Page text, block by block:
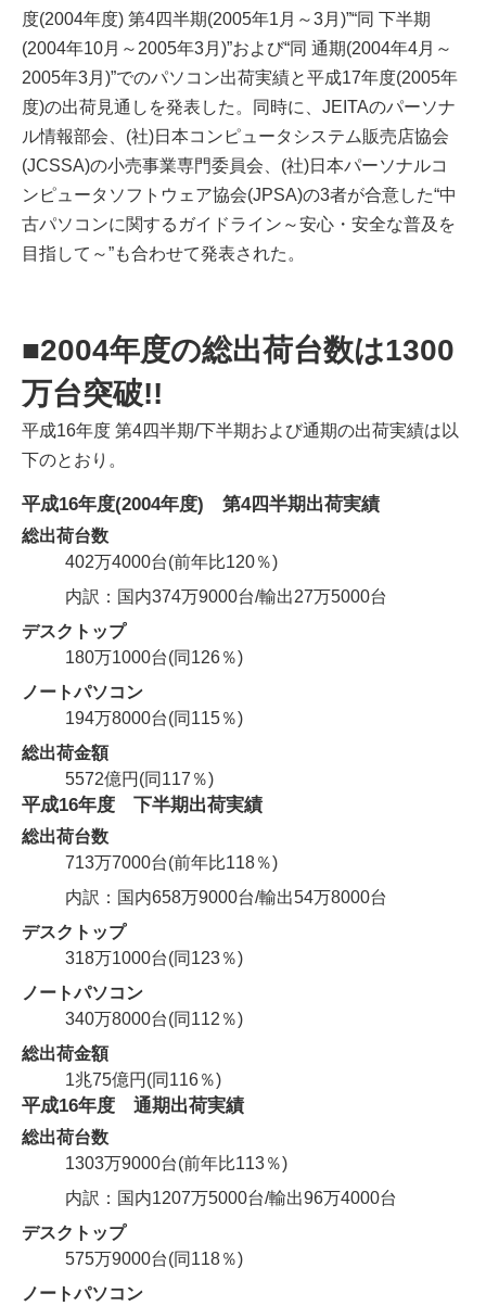
度(2004年度) 第4四半期(2005年1月～3月)”“同 下半期
(2004年10月～2005年3月)”および“同 通期(2004年4月～
2005年3月)”でのパソコン出荷実績と平成17年度(2005年
度)の出荷見通しを発表した。同時に、JEITAのパーソナ
ル情報部会、(社)日本コンピュータシステム販売店協会
(JCSSA)の小売事業専門委員会、(社)日本パーソナルコ
ンピュータソフトウェア協会(JPSA)の3者が合意した“中
古パソコンに関するガイドライン～安心・安全な普及を
目指して～”も合わせて発表された。
■2004年度の総出荷台数は1300
万台突破!!
平成16年度 第4四半期/下半期および通期の出荷実績は以
下のとおり。
平成16年度(2004年度) 第4四半期出荷実績
総出荷台数
402万4000台(前年比120％)
内訳：国内374万9000台/輸出27万5000台
デスクトップ
180万1000台(同126％)
ノートパソコン
194万8000台(同115％)
総出荷金額
5572億円(同117％)
平成16年度 下半期出荷実績
総出荷台数
713万7000台(前年比118％)
内訳：国内658万9000台/輸出54万8000台
デスクトップ
318万1000台(同123％)
ノートパソコン
340万8000台(同112％)
総出荷金額
1兆75億円(同116％)
平成16年度 通期出荷実績
総出荷台数
1303万9000台(前年比113％)
内訳：国内1207万5000台/輸出96万4000台
デスクトップ
575万9000台(同118％)
ノートパソコン